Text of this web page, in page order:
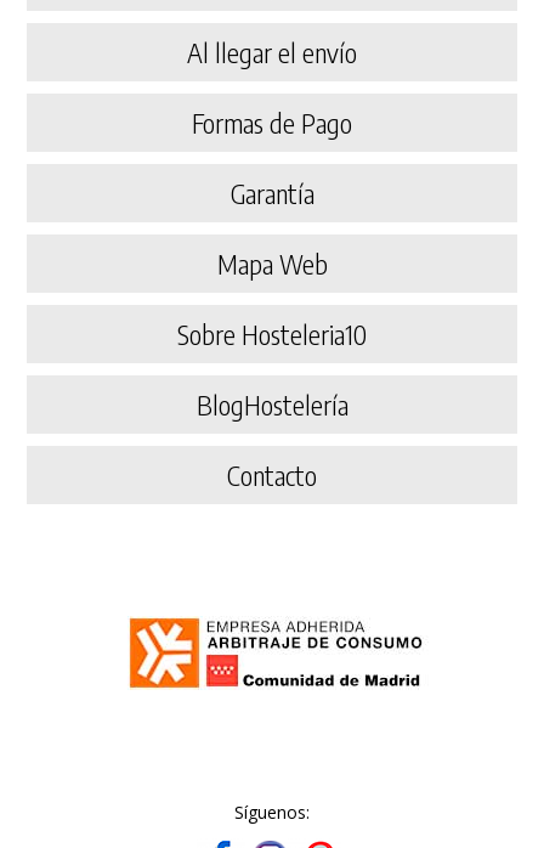
Al llegar el envío
Formas de Pago
Garantía
Mapa Web
Sobre Hosteleria10
BlogHostelería
Contacto
Síguenos: